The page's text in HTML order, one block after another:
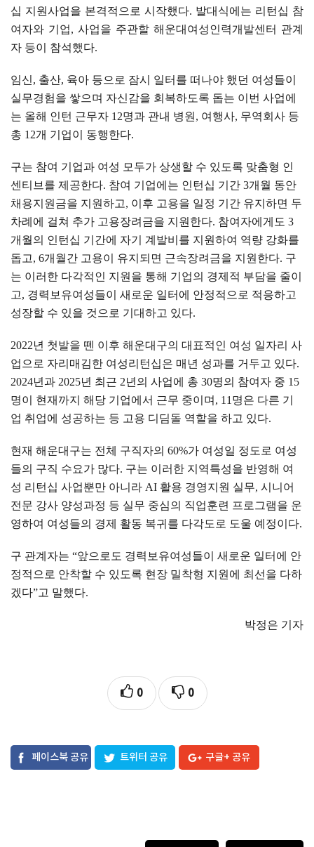
십 지원사업을 본격적으로 시작했다. 발대식에는 리턴십 참
여자와 기업, 사업을 주관할 해운대여성인력개발센터 관계
자 등이 참석했다.
임신, 출산, 육아 등으로 잠시 일터를 떠나야 했던 여성들이
실무경험을 쌓으며 자신감을 회복하도록 돕는 이번 사업에
는 올해 인턴 근무자 12명과 관내 병원 , 여행사, 무역회사 등
총 12개 기업이 동행한다.
구는 참여 기업과 여성 모두가 상생할 수 있도록 맞춤형 인
센티브를 제공한다. 참여 기업에는 인턴십 기간 3개월 동안
채용지원금을 지원하고, 이후 고용을 일정 기간 유지하면 두
차례에 걸쳐 추가 고용장려금을 지원한다. 참여자에게도 3
개월의 인턴십 기간에 자기 계발비를 지원하여 역량 강화를
돕고, 6개월간 고용이 유지되면 근속장려금을 지원한다. 구
는 이러한 다각적인 지원을 통해 기업의 경제적 부담을 줄이
고, 경력보유여성들이 새로운 일터에 안정적으로 적응하고
성장할 수 있을 것으로 기대하고 있다.
2022년 첫발을 뗀 이후 해운대구의 대표적인 여성 일자리 사
업으로 자리매김한 여성리턴십은 매년 성과를 거두고 있다.
2024년과 2025년 최근 2년의 사업에 총 30명의 참여자 중 15
명이 현재까지 해당 기업에서 근무 중이며 , 11 명은 다른 기
업 취업에 성공하는 등 고용 디딤돌 역할을 하고 있다.
현재 해운대구는 전체 구직자의 60%가 여성일 정도로 여성
들의 구직 수요가 많다. 구는 이러한 지역특성을 반영해 여
성 리턴십 사업뿐만 아니라 AI 활용 경영지원 실무, 시니어
전문 강사 양성과정 등 실무 중심의 직업훈련 프로그램을 운
영하여 여성들의 경제 활동 복귀를 다각도로 도울 예정이다.
구 관계자는 “앞으로도 경력보유여성들이 새로운 일터에 안
정적으로 안착할 수 있도록 현장 밀착형 지원에 최선을 다하
겠다”고 말했다.
박정은 기자
0 0
페이스북 공유 트위터 공유 구글+ 공유